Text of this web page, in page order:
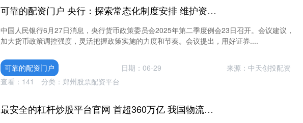
可靠的配资门户 央行：探索常态化制度安排 维护资本市场稳定
中国人民银行6月27日消息，央行货币政策委员会2025年第二季度例会23日召开。会议建议，
加大货币政策调控强度，灵活把握政策实施的力度和节奏。会议提出，用好证券....
可靠的配资门户 日期：06-29
来源：中天创投配资
查看： 141 分类： 郑州股票配资平台
最安全的杠杆炒股平台官网 首超360万亿 我国物流市场规模连续9年位居世界第一